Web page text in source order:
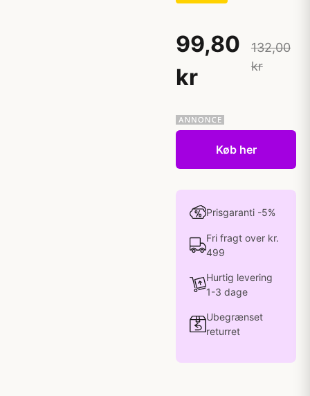
99,80
kr
132,00
kr
Køb her
Prisgaranti -5%
Fri fragt over kr.
499
Hurtig levering
1-3 dage
Ubegrænset
returret